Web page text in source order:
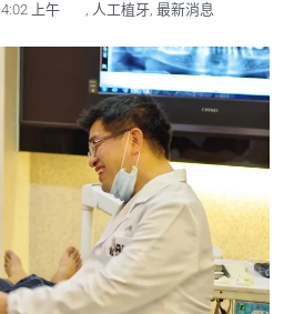
4:02 上午 , 人工植牙, 最新消息